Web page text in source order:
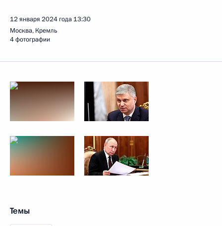
12 января 2024 года 13:30
Москва, Кремль
4 фотографии
Темы